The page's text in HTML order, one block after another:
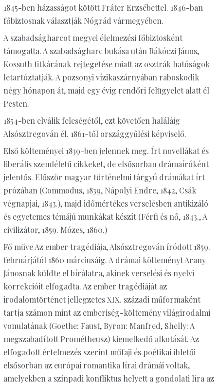
1845-ben házasságot kötött Fráter Erzsébettel. 1846-ban
főbiztosnak választják Nógrád vármegyében.
A szabadságharcot megyei élelmezési főbiztosként
támogatta. A szabadságharc bukása után Rákóczi János,
Kossuth titkárának rejtegetése miatt az osztrák hatóságok
letartóztatják. A pozsonyi vízikaszárnyában raboskodik
négy hónapon át, majd egy évig rendőri felügyelet alatt él
Pesten.
1854-ben elválik feleségétől, ezt követően haláláig
Alsósztregován él. 1861-től országgyűlési képviselő.
Első költeményei 1839-ben jelennek meg. Írt novellákat és
liberális szemléletű cikkeket, de elsősorban drámaíróként
jelentős. Először magyar történelmi tárgyú drámákat írt
prózában (Commodus, 1839, Nápolyi Endre, 1842, Csák
végnapjai, 1843.), majd időmértékes verselésben antikizáló
és egyetemes témájú munkákat készít (Férfi és nő, 1843., A
civilizátor, 1859. Mózes, 1860.)
Fő műve Az ember tragédiája, Alsósztregován íródott 1859.
februárjától 1860 márciusáig. A drámai költeményt Arany
Jánosnak küldte el bírálatra, akinek verselési és nyelvi
korrekcióit elfogadta. Az ember tragédiáját az
irodalomtörténet jellegzetes XIX. századi műformaként
tartja számon mint az emberiség-költemény világirodalmi
vonulatának (Goethe: Faust, Byron: Manfred, Shelly: A
megszabadított Prométheusz) kiemelkedő alkotását. Az
elfogadott értelmezés szerint műfaji és poétikai ihletői
elsősorban az európai romantika lírai drámái voltak,
amelyekben a színpadi konfliktus helyett a gondolati líra az